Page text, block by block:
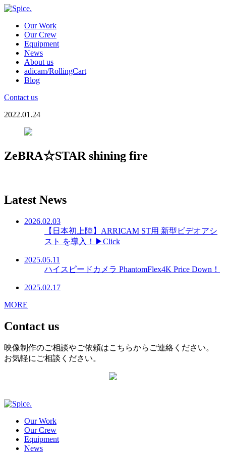
Our Work
Our Crew
Equipment
News
About us
adicam/RollingCart
Blog
Contact us
2022.01.24
ZeBRA☆STAR shining fire
Latest News
2026.02.03
【日本初上陸】ARRICAM ST用 新型ビデオアシ
スト を導入！▶Click
2025.05.11
ハイスピードカメラ PhantomFlex4K Price Down！
2025.02.17
MORE
Contact us
映像制作のご相談やご依頼はこちらからご連絡ください。
お気軽にご相談ください。
Our Work
Our Crew
Equipment
News